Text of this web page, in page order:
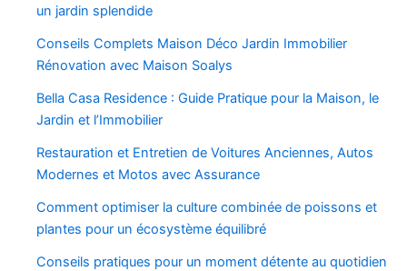
un jardin splendide
Conseils Complets Maison Déco Jardin Immobilier
Rénovation avec Maison Soalys
Bella Casa Residence : Guide Pratique pour la Maison, le
Jardin et l’Immobilier
Restauration et Entretien de Voitures Anciennes, Autos
Modernes et Motos avec Assurance
Comment optimiser la culture combinée de poissons et
plantes pour un écosystème équilibré
Conseils pratiques pour un moment détente au quotidien